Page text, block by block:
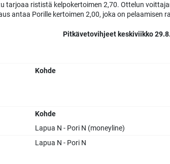
tarjoaa rististä kelpokertoimen 2,70. Ottelun
antaa Porille kertoimen 2,00, joka on pelaamisen
Pitkävetovihjeet keskiviikko
Kohde
Kohde
Lapua N - Pori N (moneyline)
Lapua N - Pori N